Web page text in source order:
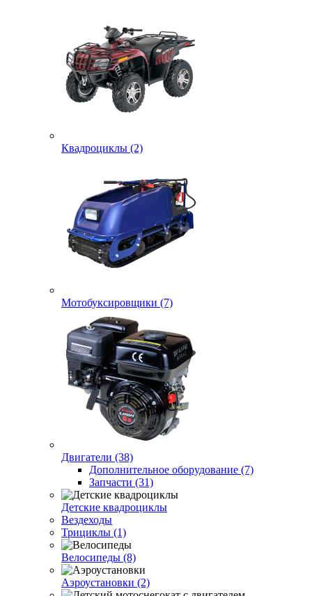
Квадроциклы (2)
Мотобуксировщики (7)
Двигатели (38)
Дополнительное оборудование (7)
Запчасти (31)
Детские квадроциклы
Вездеходы
Трициклы (1)
Велосипеды (8)
Аэроустановки (2)